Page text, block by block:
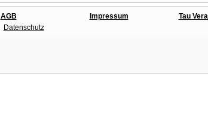
AGB
Datenschutz
Impressum Tau